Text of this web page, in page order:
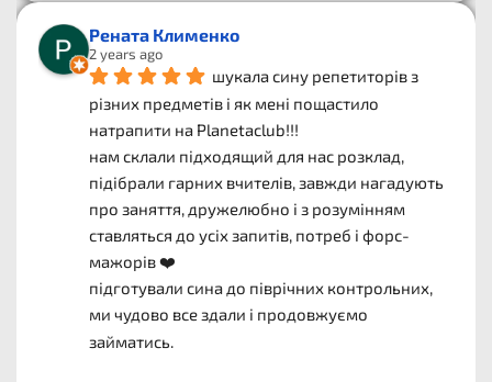
Рената Клименко
2 years ago
шукала сину репетиторів з
різних предметів і як мені пощастило
натрапити на Planetaclub!!!
нам склали підходящий для нас розклад,
підібрали гарних вчителів, завжди нагадують
про заняття, дружелюбно і з розумінням
ставляться до усіх запитів, потреб і форс-
мажорів ❤️
підготували сина до піврічних контрольних,
ми чудово все здали і продовжуємо
займатись.